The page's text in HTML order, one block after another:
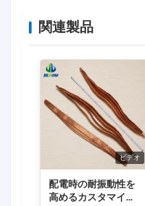
関連製品
ビデオ
配電時の耐振動性を
高めるカスタマイズ